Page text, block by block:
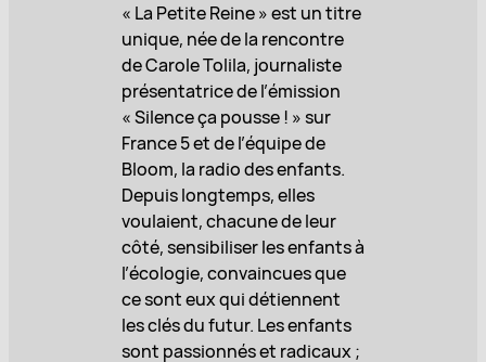
« La Petite Reine » est un titre
unique, née de la rencontre
de Carole Tolila, journaliste
présentatrice de l’émission
« Silence ça pousse ! » sur
France 5 et de l’équipe de
Bloom, la radio des enfants.
Depuis longtemps, elles
voulaient, chacune de leur
côté, sensibiliser les enfants à
l’écologie, convaincues que
ce sont eux qui détiennent
les clés du futur. Les enfants
sont passionnés et radicaux ;